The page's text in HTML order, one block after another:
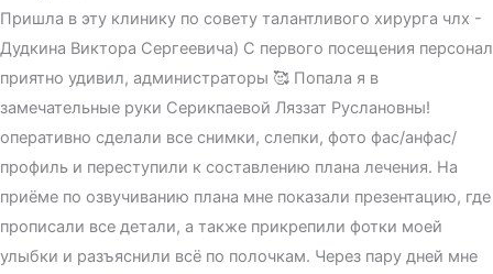
Пришла в эту клинику по совету талантливого хирурга члх -
Дудкина Виктора Сергеевича) С первого посещения персонал
приятно удивил, администраторы 🥰 Попала я в
замечательные руки Серикпаевой Ляззат Руслановны!
оперативно сделали все снимки, слепки, фото фас/анфас/
профиль и переступили к составлению плана лечения. На
приёме по озвучиванию плана мне показали презентацию, где
прописали все детали, а также прикрепили фотки моей
улыбки и разъяснили всё по полочкам. Через пару дней мне